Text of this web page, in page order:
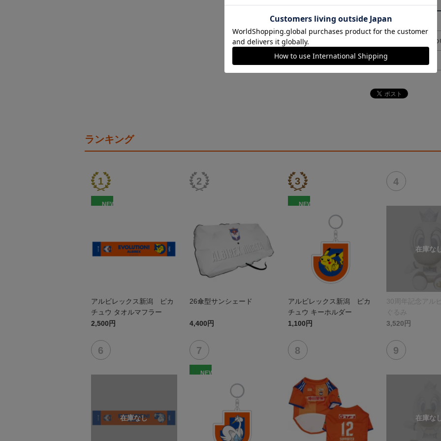
その他
決済について
ギフト対応に
ランキング
NEW
アルビレックス新潟 ピカ
チュウ タオルマフラー
2,500円
26傘型サンシェード
4,400円
NEW
アルビレックス新潟 ピカ
チュウ キーホルダー
1,100円
30周年記念アル
ぐるみ
3,520円
NEW